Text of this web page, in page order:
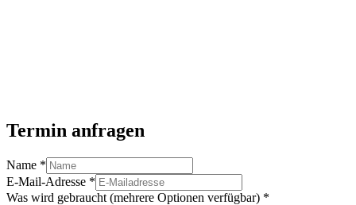
Termin anfragen
Name *
E-Mail-Adresse *
Was wird gebraucht (mehrere Optionen verfügbar) *